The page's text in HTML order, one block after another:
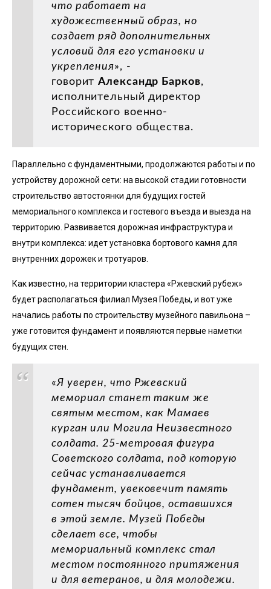
что работает на
художественный образ, но
создает ряд дополнительных
условий для его установки и
укрепления», -
говоритАлександр Барков,
исполнительный директор
Российского военно-
исторического общества.
Параллельно с фундаментными, продолжаются работы и по
устройству дорожной сети: на высокой стадии готовности
строительство автостоянки для будущих гостей
мемориального комплекса и гостевого въезда и выезда на
территорию. Развивается дорожная инфраструктура и
внутри комплекса: идет установка бортового камня для
внутренних дорожек и тротуаров.
Как известно, на территории кластера «Ржевский рубеж»
будет располагаться филиал Музея Победы, и вот уже
начались работы по строительству музейного павильона –
уже готовится фундамент и появляются первые наметки
будущих стен.
«Я уверен, что Ржевский
мемориал станет таким же
святым местом, как Мамаев
курган или Могила Неизвестного
солдата. 25-метровая фигура
Советского солдата, под которую
сейчас устанавливается
фундамент, увековечит память
сотен тысяч бойцов, оставшихся
в этой земле. Музей Победы
сделает все, чтобы
мемориальный комплекс стал
местом постоянного притяжения
и для ветеранов, и для молодежи.